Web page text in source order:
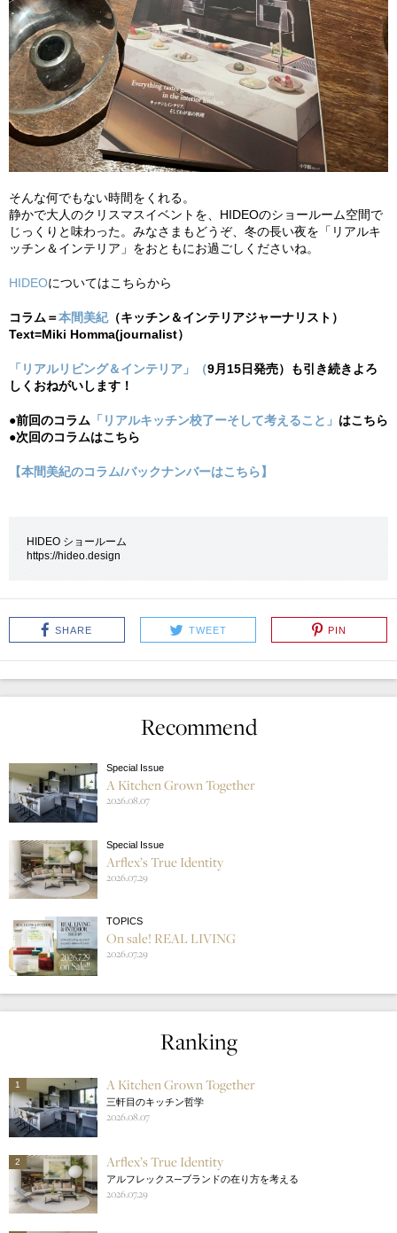
そんな何でもない時間をくれる。
静かで大人のクリスマスイベントを、HIDEOのショールーム空間で
じっくりと味わった。みなさまもどうぞ、冬の長い夜を「リアルキ
ッチン＆インテリア」をおともにお過ごしくださいね。
HIDEOについてはこちらから
コラム＝本間美紀（キッチン＆インテリアジャーナリスト）
Text=Miki Homma(journalist）
「リアルリビング＆インテリア」（9月15日発売）も引き続きよろ
しくおねがいします！
●前回のコラム 「リアルキッチン校了ーそして考えること」 はこちら
●次回のコラムはこちら
【本間美紀のコラム/バックナンバーはこちら】
HIDEO ショールーム
https://hideo.design
SHARE TWEET PIN
Recommend
Special Issue
A Kitchen Grown Together
2026.08.07
Special Issue
Arflex’s True Identity
2026.07.29
TOPICS
On sale! REAL LIVING
2026.07.29
Ranking
1 A Kitchen Grown Together
三軒目のキッチン哲学
2026.08.07
2 Arflex’s True Identity
アルフレックス─ブランドの在り方を考える
2026.07.29